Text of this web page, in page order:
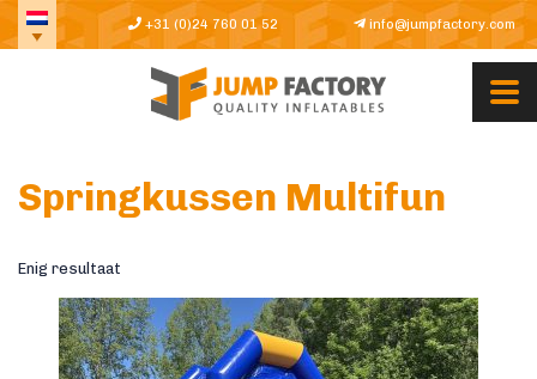
+31 (0)24 760 01 52 info@jumpfactory.com
Springkussen Multifun
Enig resultaat